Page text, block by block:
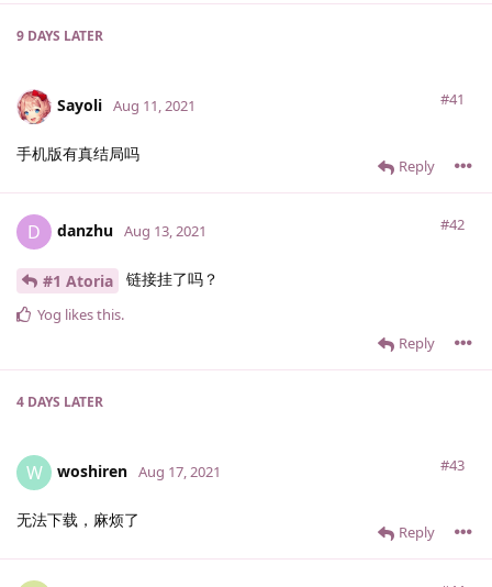
9 DAYS LATER
Sayoli #41
Aug 11, 2021
手机版有真结局吗
Reply
D danzhu #42
Aug 13, 2021
#1 Atoria 链接挂了吗？
Reply
Yog likes this.
4 DAYS LATER
W woshiren #43
Aug 17, 2021
无法下载，麻烦了
Reply